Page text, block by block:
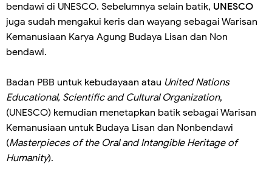
bendawi di UNESCO. Sebelumnya selain batik, UNESCO
juga sudah mengakui keris dan wayang sebagai Warisan
Kemanusiaan Karya Agung Budaya Lisan dan Non
bendawi.
Badan PBB untuk kebudayaan atau United Nations
Educational, Scientific and Cultural Organization,
(UNESCO) kemudian menetapkan batik sebagai Warisan
Kemanusiaan untuk Budaya Lisan dan Nonbendawi
(Masterpieces of the Oral and Intangible Heritage of
Humanity).